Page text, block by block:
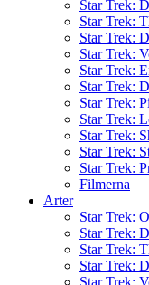
Star Trek:
Star Trek:
Star Trek:
Star Trek:
Star Trek:
Star Trek:
Star Trek:
Star Trek:
Star Trek:
Star Trek:
Star Trek:
Filmerna
Arter
Star Trek:
Star Trek:
Star Trek:
Star Trek:
Star Trek: